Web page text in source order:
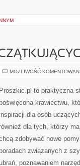
MOŻLIWOŚĆ
Proszkic.pl to praktyczna
krawiectwu,
inspiracji dla osób
również dla tych, którzy
zdobywać nowe
związanych z
poznawaniem